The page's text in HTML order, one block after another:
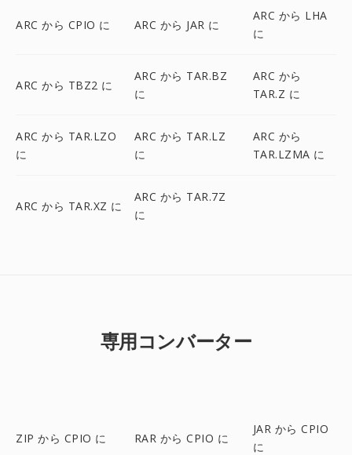
ARC から CPIO に ARC から JAR に
ARC から LHA
に
ARC から TBZ2 に
ARC から TAR.BZ
に
ARC から
TAR.Z に
ARC から TAR.LZO
に
ARC から TAR.LZ
に
ARC から
TAR.LZMA に
ARC から TAR.XZ に
ARC から TAR.7Z
に
専用コンバーター
ZIP から CPIO に RAR から CPIO に
JAR から CPIO
に